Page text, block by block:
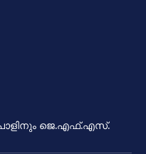
ജെ.എഫ്.എസ്.